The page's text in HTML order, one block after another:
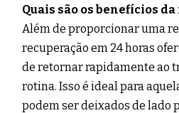
Quais são os benefícios
Além de proporcionar uma
recuperação em 24 horas
de retornar rapidamente ao
rotina. Isso é ideal para
podem ser deixados de lado